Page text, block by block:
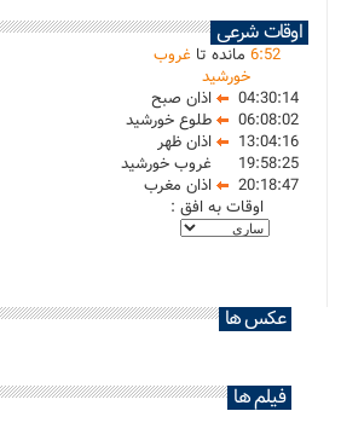
اوقات شرعی
6:52 مانده تاغروب
خورشید
04:30:14
اذان صبح
06:08:02
طلوع خورشید
13:04:16
اذان ظهر
19:58:25
غروب خورشید
20:18:47
اذان مغرب
اوقات به افق :
عکس ها
فیلم ها